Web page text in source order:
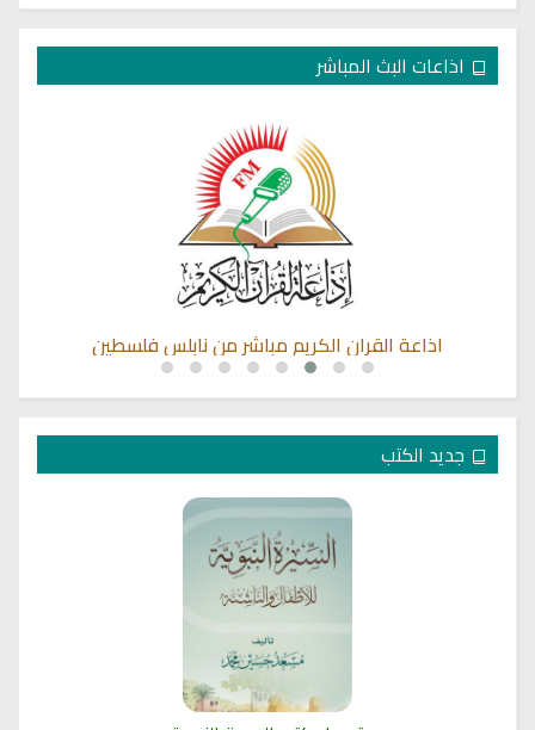
اذاعات البث المباشر
اذاعة القران الكريم مباشر من نابلس فلسطين
جديد الكتب